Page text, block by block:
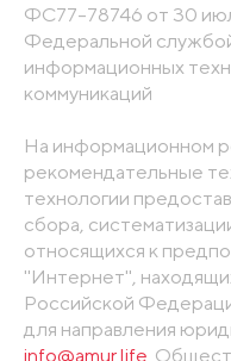
ФС77-78746 от 30
Федеральной
информационных
коммуникаций
На информационном
рекомендательные
технологии
сбора,
относящихся к
"Интернет",
Российской
для направления
info@amur.life .